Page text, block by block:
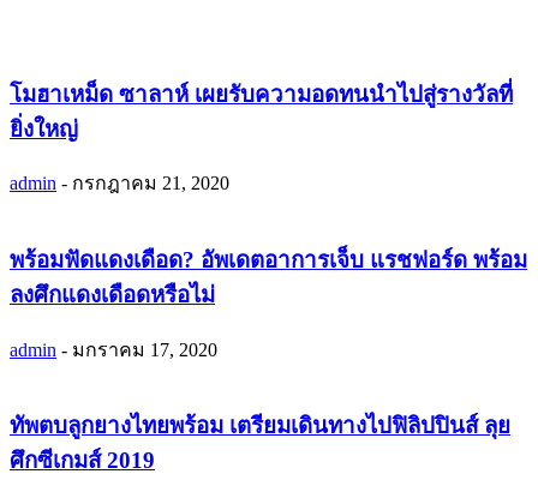
โมฮาเหม็ด ซาลาห์ เผยรับความอดทนนำไปสู่รางวัลที่
ยิ่งใหญ่
admin - กรกฎาคม 21, 2020
พร้อมฟัดแดงเดือด? อัพเดตอาการเจ็บ แรชฟอร์ด พร้อม
ลงศึกแดงเดือดหรือไม่
admin - มกราคม 17, 2020
ทัพตบลูกยางไทยพร้อม เตรียมเดินทางไปฟิลิปปินส์ ลุย
ศึกซีเกมส์ 2019